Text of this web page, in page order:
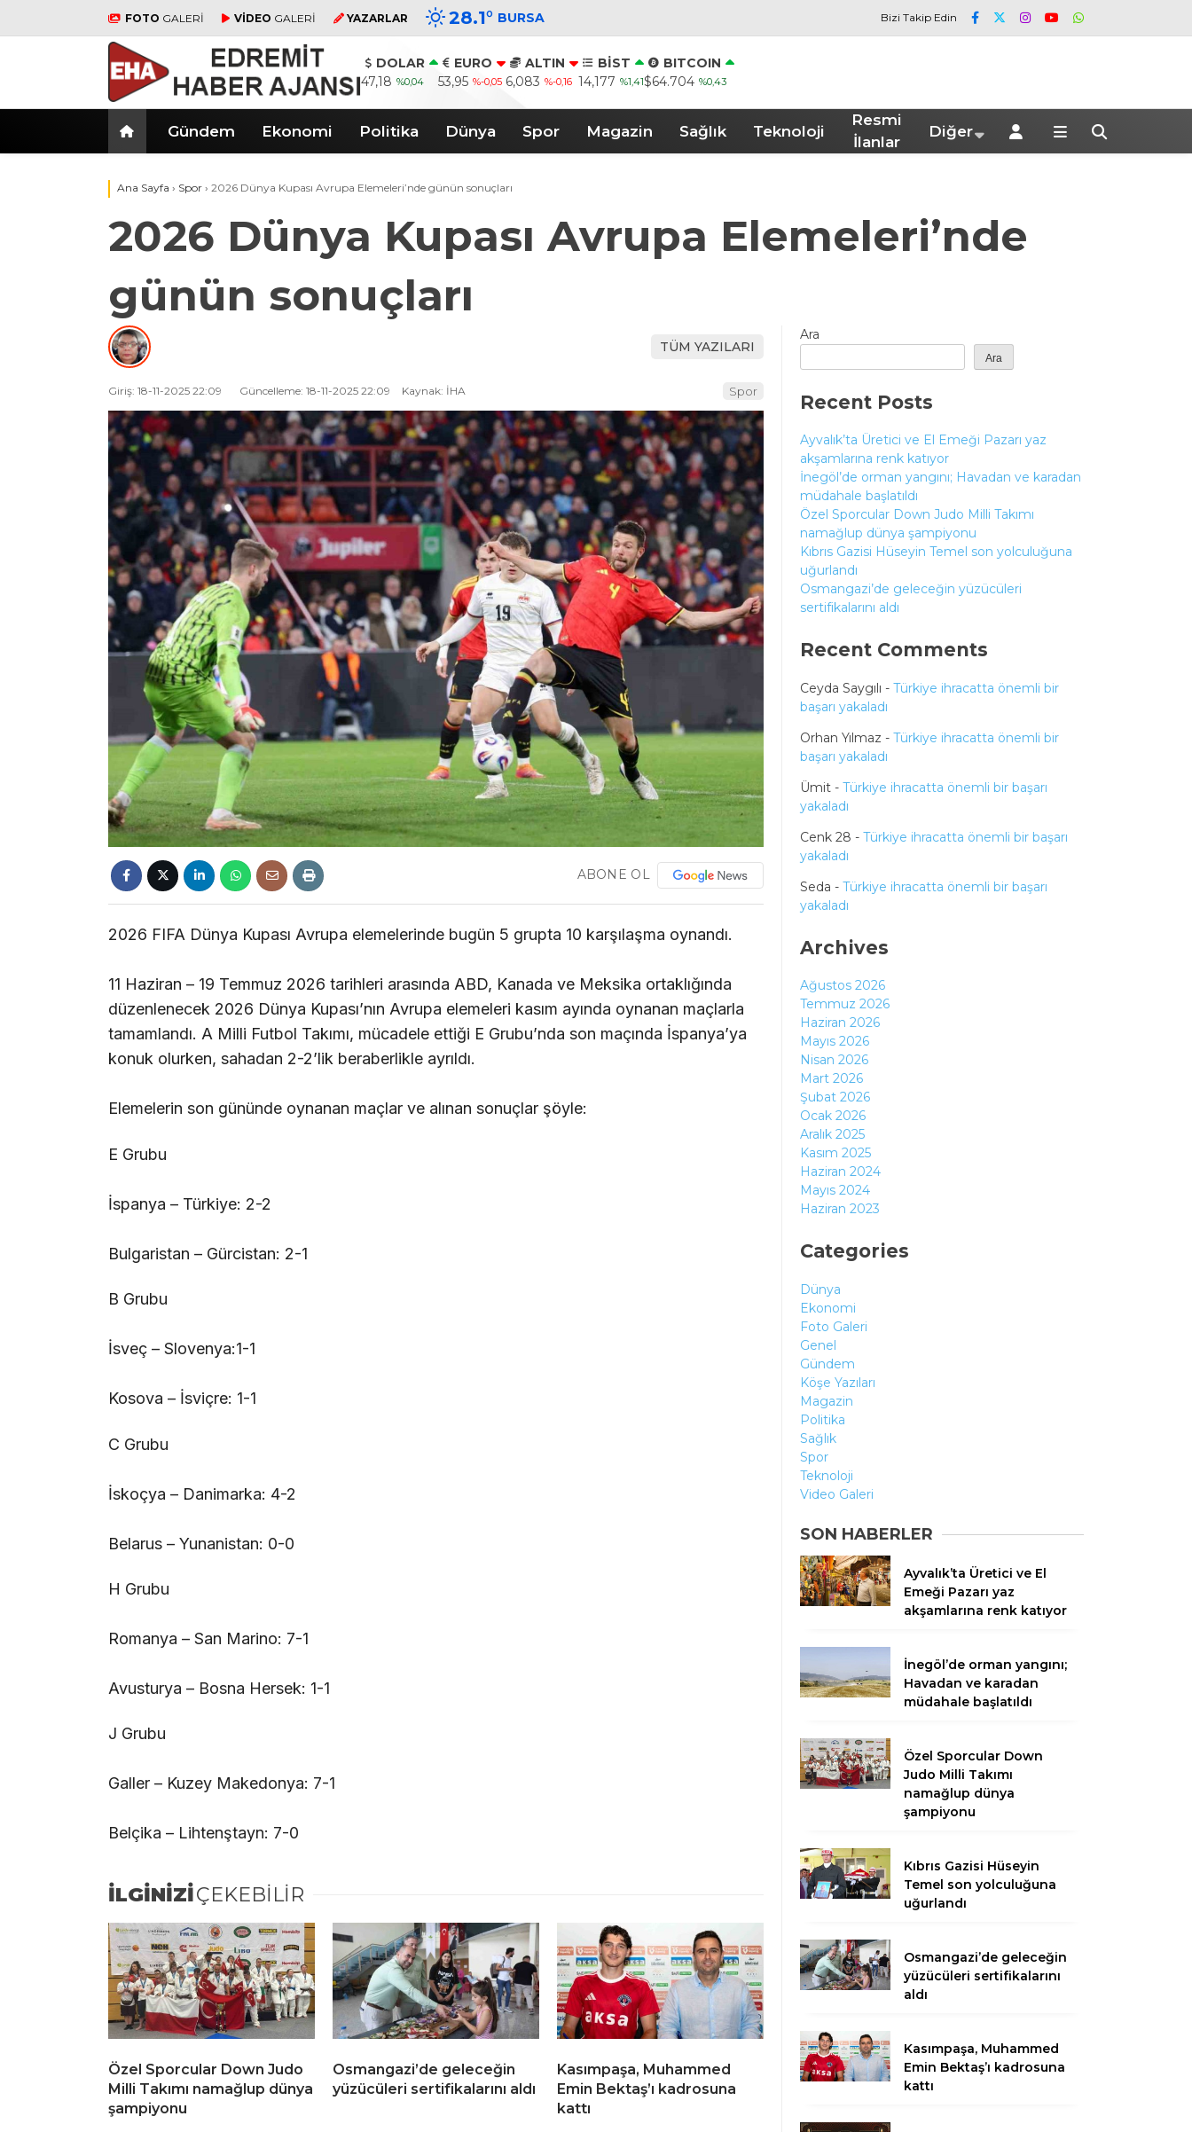
FOTO GALERİ VİDEO GALERİ YAZARLAR 28.1° BURSA Bizi Takip Edin
DOLAR
47,18 %0,04
EURO
53,95 %-0,05
ALTIN
6,083 %-0,16
BİST
14,177 %1,41
BITCOIN
$64.704 %0,43
Gündem Ekonomi Politika Dünya Spor Magazin Sağlık Teknoloji
Resmi
İlanlar
Diğer
Ana Sayfa › Spor › 2026 Dünya Kupası Avrupa Elemeleri’nde günün sonuçları
2026 Dünya Kupası Avrupa Elemeleri’nde
günün sonuçları
TÜM YAZILARI
Giriş: 18-11-2025 22:09 Güncelleme: 18-11-2025 22:09 Kaynak: İHA Spor
ABONE OL
2026 FIFA Dünya Kupası Avrupa elemelerinde bugün 5 grupta 10 karşılaşma oynandı.
11 Haziran – 19 Temmuz 2026 tarihleri arasında ABD, Kanada ve Meksika ortaklığında
düzenlenecek 2026 Dünya Kupası’nın Avrupa elemeleri kasım ayında oynanan maçlarla
tamamlandı. A Milli Futbol Takımı, mücadele ettiği E Grubu’nda son maçında İspanya’ya
konuk olurken, sahadan 2-2’lik beraberlikle ayrıldı.
Elemelerin son gününde oynanan maçlar ve alınan sonuçlar şöyle:
E Grubu
İspanya – Türkiye: 2-2
Bulgaristan – Gürcistan: 2-1
B Grubu
İsveç – Slovenya:1-1
Kosova – İsviçre: 1-1
C Grubu
İskoçya – Danimarka: 4-2
Belarus – Yunanistan: 0-0
H Grubu
Romanya – San Marino: 7-1
Avusturya – Bosna Hersek: 1-1
J Grubu
Galler – Kuzey Makedonya: 7-1
Belçika – Lihtenştayn: 7-0
İLGİNİZİÇEKEBİLİR
Özel Sporcular Down Judo
Milli Takımı namağlup dünya
şampiyonu
Osmangazi’de geleceğin
yüzücüleri sertifikalarını aldı
Kasımpaşa, Muhammed
Emin Bektaş’ı kadrosuna
kattı
Ara
Ara
Recent Posts
Ayvalık’ta Üretici ve El Emeği Pazarı yaz
akşamlarına renk katıyor
İnegöl’de orman yangını; Havadan ve karadan
müdahale başlatıldı
Özel Sporcular Down Judo Milli Takımı
namağlup dünya şampiyonu
Kıbrıs Gazisi Hüseyin Temel son yolculuğuna
uğurlandı
Osmangazi’de geleceğin yüzücüleri
sertifikalarını aldı
Recent Comments
Ceyda Saygılı - Türkiye ihracatta önemli bir
başarı yakaladı
Orhan Yılmaz - Türkiye ihracatta önemli bir
başarı yakaladı
Ümit - Türkiye ihracatta önemli bir başarı
yakaladı
Cenk 28 - Türkiye ihracatta önemli bir başarı
yakaladı
Seda - Türkiye ihracatta önemli bir başarı
yakaladı
Archives
Ağustos 2026
Temmuz 2026
Haziran 2026
Mayıs 2026
Nisan 2026
Mart 2026
Şubat 2026
Ocak 2026
Aralık 2025
Kasım 2025
Haziran 2024
Mayıs 2024
Haziran 2023
Categories
Dünya
Ekonomi
Foto Galeri
Genel
Gündem
Köşe Yazıları
Magazin
Politika
Sağlık
Spor
Teknoloji
Video Galeri
SON HABERLER
Ayvalık’ta Üretici ve El
Emeği Pazarı yaz
akşamlarına renk katıyor
İnegöl’de orman yangını;
Havadan ve karadan
müdahale başlatıldı
Özel Sporcular Down
Judo Milli Takımı
namağlup dünya
şampiyonu
Kıbrıs Gazisi Hüseyin
Temel son yolculuğuna
uğurlandı
Osmangazi’de geleceğin
yüzücüleri sertifikalarını
aldı
Kasımpaşa, Muhammed
Emin Bektaş’ı kadrosuna
kattı